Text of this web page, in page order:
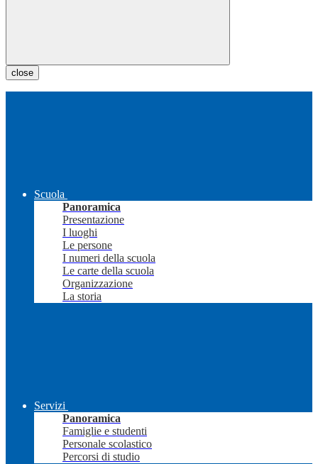
close
Scuola
Panoramica
Presentazione
I luoghi
Le persone
I numeri della scuola
Le carte della scuola
Organizzazione
La storia
Servizi
Panoramica
Famiglie e studenti
Personale scolastico
Percorsi di studio